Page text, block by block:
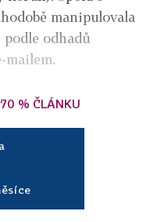
manipulovala
podle odhadů
mailem.
% ČLÁNKU